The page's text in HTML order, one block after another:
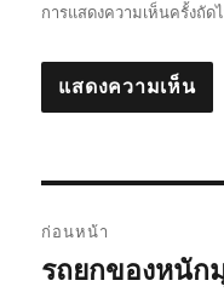
การแสดงความเห็นครั้งถัด
เรื่อง
ก่อนหน้า
เรื่อง
รถยกของหนั